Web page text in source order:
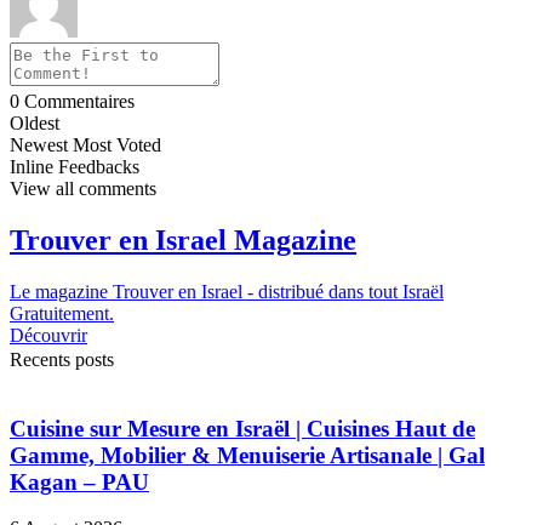
0 Commentaires
Oldest
Newest Most Voted
Inline Feedbacks
View all comments
Trouver en Israel Magazine
Le magazine Trouver en Israel - distribué dans tout Israël
Gratuitement.
Découvrir
Recents posts
Cuisine sur Mesure en Israël | Cuisines Haut de
Gamme, Mobilier & Menuiserie Artisanale | Gal
Kagan – PAU